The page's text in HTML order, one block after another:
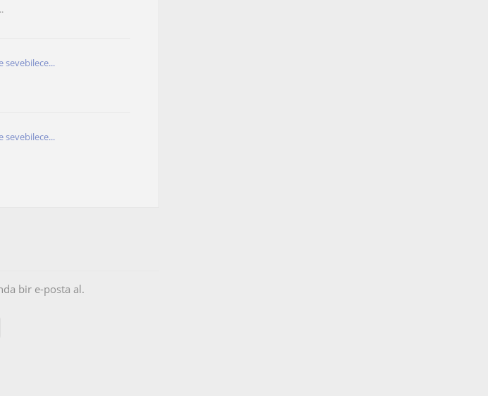
sevebilece...
sevebilece...
bir e-posta al.